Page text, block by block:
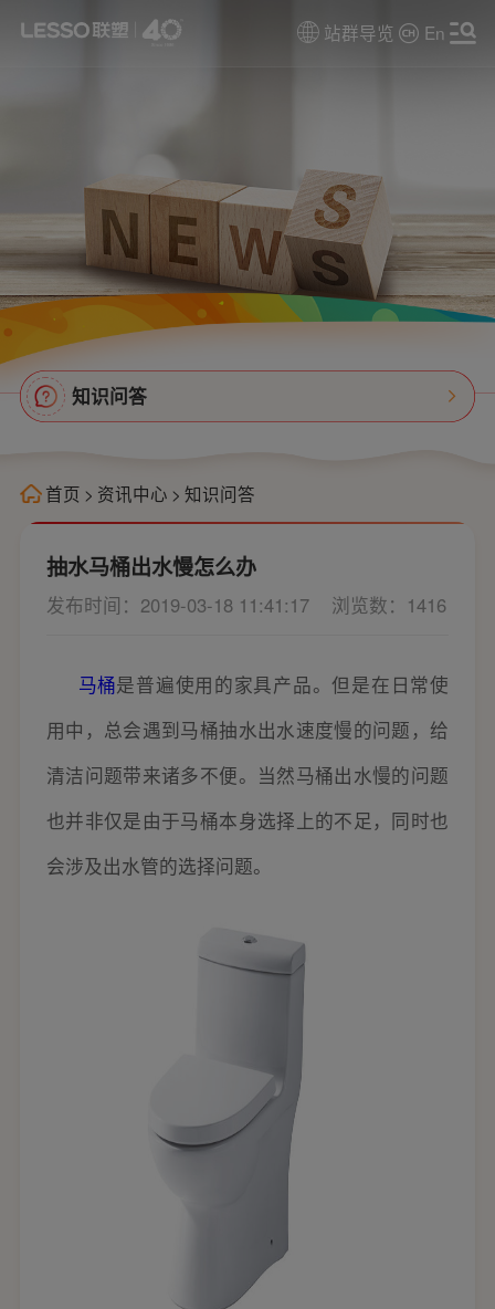
站群导览 En
知识问答
首页 > 资讯中心 > 知识问答
抽水马桶出水慢怎么办
发布时间：2019-03-18 11:41:17 浏览数：1416
马桶是普遍使用的家具产品。但是在日常使
用中，总会遇到马桶抽水出水速度慢的问题，给
清洁问题带来诸多不便。当然马桶出水慢的问题
也并非仅是由于马桶本身选择上的不足，同时也
会涉及出水管的选择问题。